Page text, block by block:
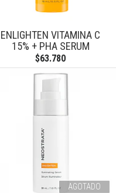
ENLIGHTEN VITAMINA C
15% + PHA SERUM
$63.780
AGOTADO